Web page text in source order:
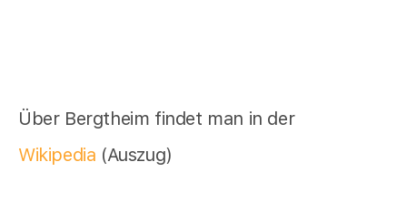
Über Bergtheim findet man in der
Wikipedia (Auszug)